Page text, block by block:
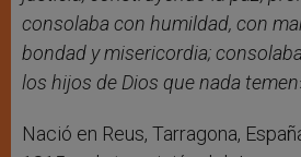
consolaba con humildad, con
bondad y misericordia;
los hijos de Dios que nada temen
Nació en Reus, Tarragona,